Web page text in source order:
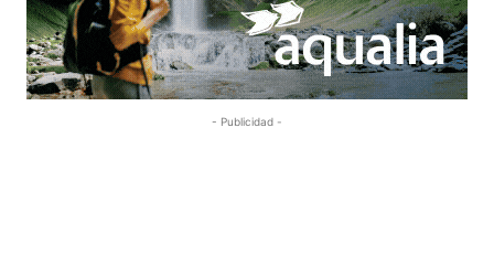
- Publicidad -